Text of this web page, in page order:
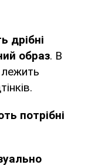
дрібні
образ. В
лежить
потрібні